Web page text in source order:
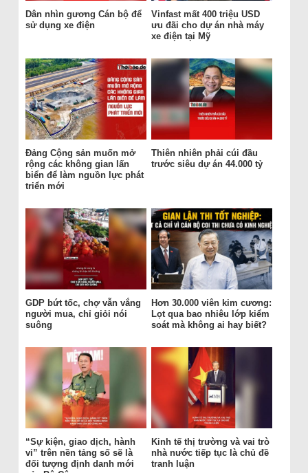
Dân nhìn gương Cán bộ để
sử dụng xe điện
Vinfast mất 400 triệu USD
ưu đãi cho dự án nhà máy
xe điện tại Mỹ
Đảng Cộng sản muốn mở
rộng các không gian lấn
biển để làm nguồn lực phát
triển mới
Thiên nhiên phải cúi đầu
trước siêu dự án 44.000 tỷ
GDP bứt tốc, chợ vẫn vắng
người mua, chỉ giỏi nói
suông
Hơn 30.000 viên kim cương:
Lọt qua bao nhiêu lớp kiểm
soát mà không ai hay biết?
“Sự kiện, giao dịch, hành
vi” trên nền tảng số sẽ là
đối tượng định danh mới
Kinh tế thị trường và vai trò
nhà nước tiếp tục là chủ đề
tranh luận